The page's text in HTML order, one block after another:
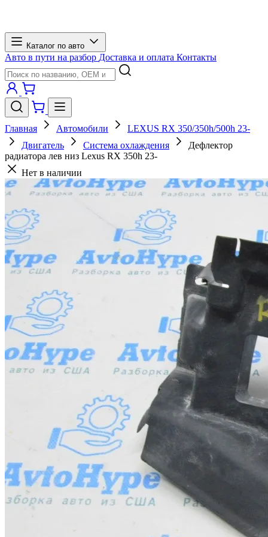
Каталог по авто
Авто в пути на разбор Доставка и оплата Контакты
Главная Автомобили
LEXUS RX 350/350h/500h 23-
Двигатель
Система охлаждения
Дефлектор
радиатора лев низ Lexus RX 350h 23-
Нет в наличии